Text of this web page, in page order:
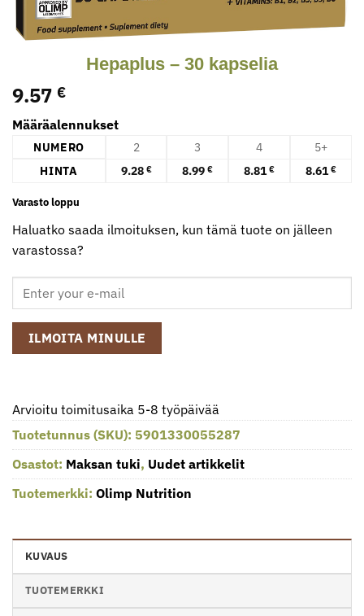
Hepaplus – 30 kapselia
9.57 €
Määräalennukset
NUMERO 2 3 4
5+
HINTA
9.28 € 8.99 € 8.81€ 8.61€
Varasto loppu
Haluatko saada ilmoituksen, kun tämä tuote on jälleen
varastossa?
ILMOITA MINULLE
Arvioitu toimitusaika 5-8 työpäivää
Tuotetunnus (SKU): 5901330055287
Osastot: Maksan tuki, Uudet artikkelit
Tuotemerkki: Olimp Nutrition
KUVAUS
TUOTEMERKKI